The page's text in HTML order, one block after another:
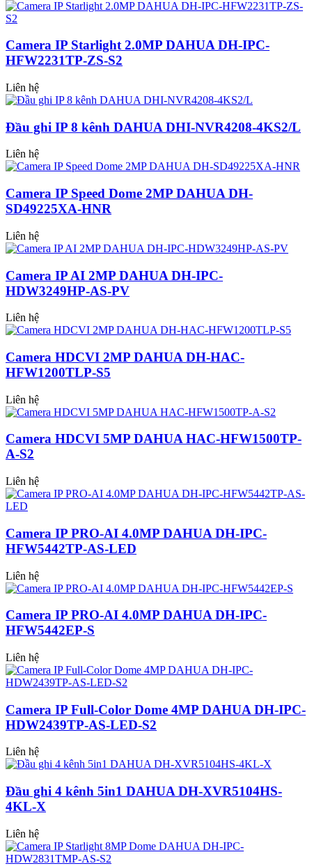
Camera IP Starlight 2.0MP DAHUA DH-IPC-
HFW2231TP-ZS-S2
Liên hệ
Đầu ghi IP 8 kênh DAHUA DHI-NVR4208-4KS2/L
Liên hệ
Camera IP Speed Dome 2MP DAHUA DH-
SD49225XA-HNR
Liên hệ
Camera IP AI 2MP DAHUA DH-IPC-
HDW3249HP-AS-PV
Liên hệ
Camera HDCVI 2MP DAHUA DH-HAC-
HFW1200TLP-S5
Liên hệ
Camera HDCVI 5MP DAHUA HAC-HFW1500TP-
A-S2
Liên hệ
Camera IP PRO-AI 4.0MP DAHUA DH-IPC-
HFW5442TP-AS-LED
Liên hệ
Camera IP PRO-AI 4.0MP DAHUA DH-IPC-
HFW5442EP-S
Liên hệ
Camera IP Full-Color Dome 4MP DAHUA DH-IPC-
HDW2439TP-AS-LED-S2
Liên hệ
Đầu ghi 4 kênh 5in1 DAHUA DH-XVR5104HS-
4KL-X
Liên hệ